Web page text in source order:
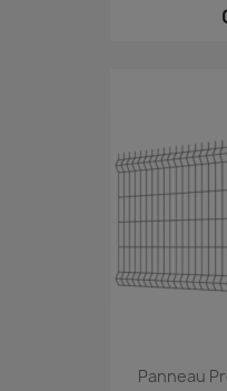
Panneau